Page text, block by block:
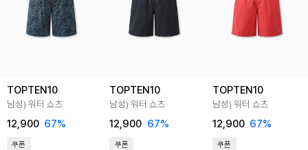
TOPTEN10
남성) 워터 쇼츠
12,900 67%
쿠폰
TOPTEN10
남성) 워터 쇼츠
12,900 67%
쿠폰
TOPTEN10
남성) 워터 쇼츠
12,900 67%
쿠폰